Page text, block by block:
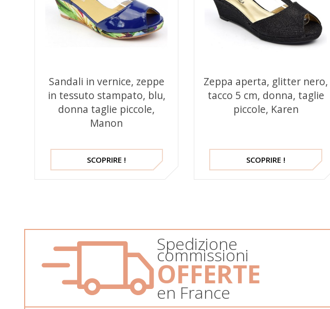
Sandali in vernice, zeppe
in tessuto stampato, blu,
donna taglie piccole,
Manon
SCOPRIRE !
Zeppa aperta, glitter nero,
tacco 5 cm, donna, taglie
piccole, Karen
SCOPRIRE !
Spedizione
commissioni
OFFERTE
en France